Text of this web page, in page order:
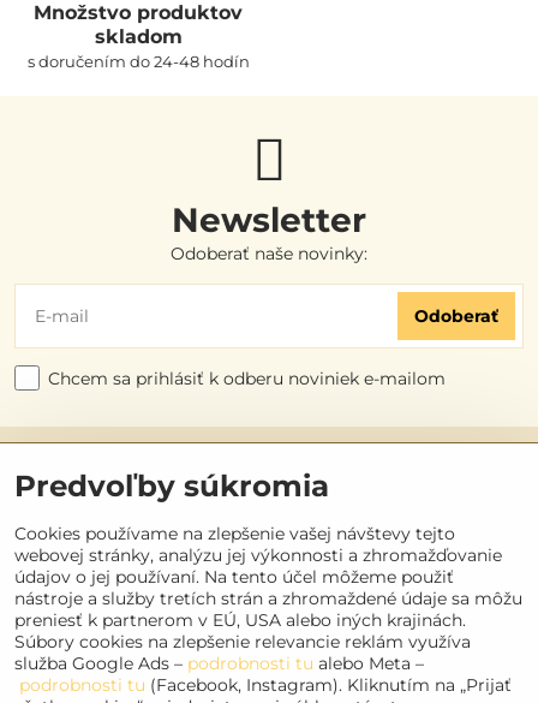
Množstvo produktov
skladom
s doručením do 24-48 hodín
Newsletter
Odoberať naše novinky:
Odoberať
Chcem sa prihlásiť k odberu noviniek e-mailom
Užitočné odkazy
Objednávky
Kontakt
Sociálne siete
Predvoľby súkromia
Cookies používame na zlepšenie vašej návštevy tejto
webovej stránky, analýzu jej výkonnosti a zhromažďovanie
údajov o jej používaní. Na tento účel môžeme použiť
nástroje a služby tretích strán a zhromaždené údaje sa môžu
preniesť k partnerom v EÚ, USA alebo iných krajinách.
Súbory cookies na zlepšenie relevancie reklám využíva
služba Google Ads – podrobnosti tu alebo Meta –
podrobnosti tu (Facebook, Instagram). Kliknutím na „Prijať